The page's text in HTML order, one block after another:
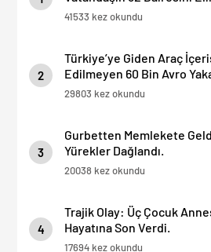
41533 kez okundu
2
Türkiye’ye Giden Araç
Edilmeyen 60 Bin Avro
29803 kez okundu
3
Gurbetten Memlekete
Yürekler Dağlandı.
20038 kez okundu
4
Trajik Olay: Üç Çocuk
Hayatına Son Verdi.
17694 kez okundu